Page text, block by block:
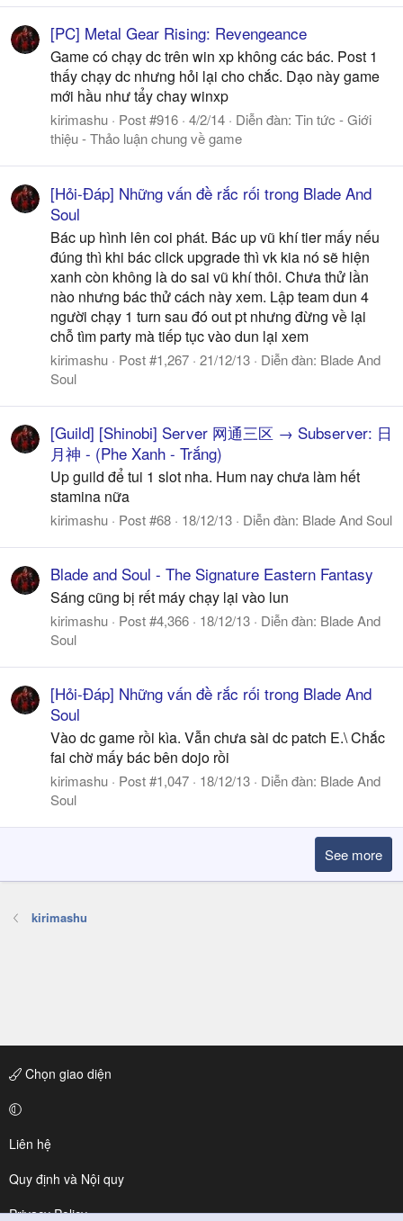
[PC] Metal Gear Rising: Revengeance
Game có chạy dc trên win xp không các bác. Post 1
thấy chạy dc nhưng hỏi lại cho chắc. Dạo này game
mới hầu như tẩy chay winxp
kirimashu Post #916 4/2/14 Diễn đàn: Tin tức - Giới
thiệu - Thảo luận chung về game
[Hỏi-Đáp] Những vấn đề rắc rối trong Blade And
Soul
Bác up hình lên coi phát. Bác up vũ khí tier mấy nếu
đúng thì khi bác click upgrade thì vk kia nó sẽ hiện
xanh còn không là do sai vũ khí thôi. Chưa thử lần
nào nhưng bác thử cách này xem. Lập team dun 4
người chạy 1 turn sau đó out pt nhưng đừng về lại
chỗ tìm party mà tiếp tục vào dun lại xem
kirimashu Post #1,267 21/12/13 Diễn đàn: Blade And
Soul
[Guild] [Shinobi] Server 网通三区 → Subserver: 日
月神 - (Phe Xanh - Trắng)
Up guild để tui 1 slot nha. Hum nay chưa làm hết
stamina nữa
kirimashu Post #68 18/12/13 Diễn đàn: Blade And Soul
Blade and Soul - The Signature Eastern Fantasy
Sáng cũng bị rết máy chạy lại vào lun
kirimashu Post #4,366 18/12/13 Diễn đàn: Blade And
Soul
[Hỏi-Đáp] Những vấn đề rắc rối trong Blade And
Soul
Vào dc game rồi kìa. Vẫn chưa sài dc patch E.\ Chắc
fai chờ mấy bác bên dojo rồi
kirimashu Post #1,047 18/12/13 Diễn đàn: Blade And
Soul
See more
kirimashu
Chọn giao diện
Liên hệ
Quy định và Nội quy
Privacy Policy